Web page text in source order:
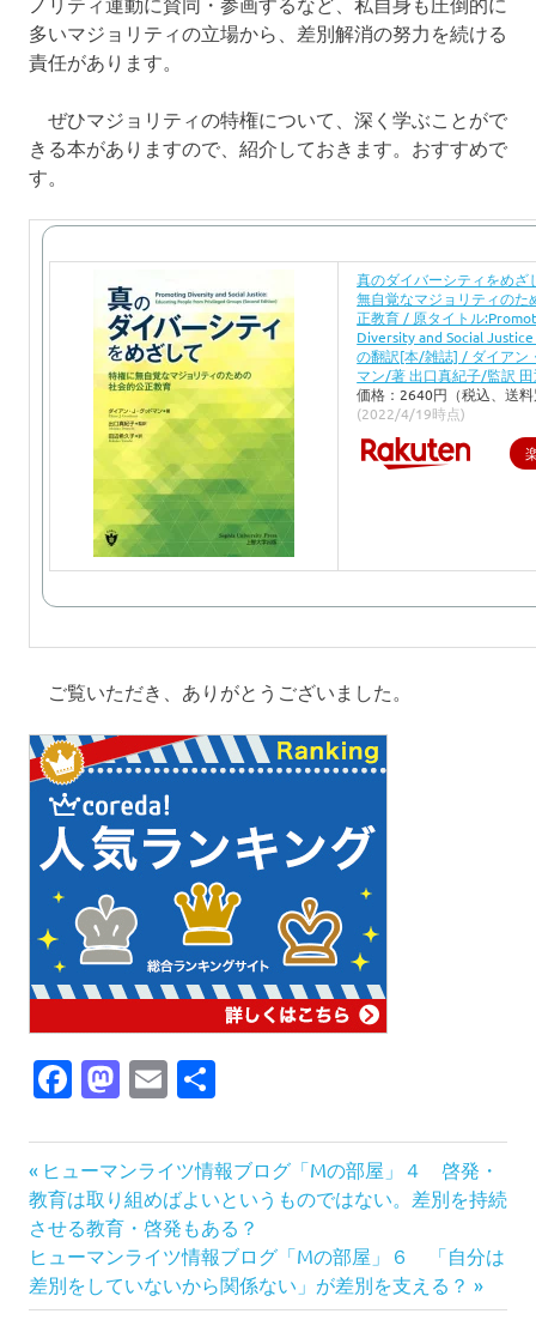
多いマジョリティの立場から、差別解消の努力を続ける
責任があります。
ぜひマジョリティの特権について、深く学ぶことがで
きる本がありますので、紹介しておきます。おすすめで
す。
真のダイバーシティをめざ
無自覚なマジョリティのた
正教育 / 原タイトル
Diversity and Social
の翻訳[本/雑誌] / ダイアン
マン/著 出口真紀子/監訳
価格：2640円（税込、送
(2022/4/19時点)
ご覧いただき、ありがとうございました。
Facebook
Mastodon
Email
投
稿
ナ
前
の
記
事:
ヒューマンライツ情報ブログ「Mの部屋」４ 啓発・
教育は取り組めばよいというものではない。差別を持続
させる教育・啓発もある？
次
の
記
ヒューマンライツ情報ブログ「Mの部屋」６ 「自分は
差別をしていないから関係ない」が差別を支える？